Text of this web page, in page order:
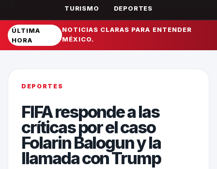
TURISMO DEPORTES
ÚLTIMA
HORA
NOTICIAS CLARAS PARA ENTENDER
MÉXICO.
DEPORTES
FIFA responde a las
críticas por el caso
Folarin Balogun y la
llamada con Trump